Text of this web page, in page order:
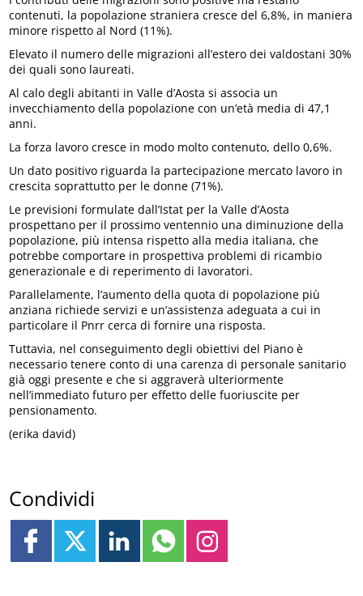
contenuti, la popolazione straniera cresce del 6,8%, in maniera
minore rispetto al Nord (11%).
Elevato il numero delle migrazioni all’estero dei valdostani 30%
dei quali sono laureati.
Al calo degli abitanti in Valle d’Aosta si associa un
invecchiamento della popolazione con un’età media di 47,1
anni.
La forza lavoro cresce in modo molto contenuto, dello 0,6%.
Un dato positivo riguarda la partecipazione mercato lavoro in
crescita soprattutto per le donne (71%).
Le previsioni formulate dall’Istat per la Valle d’Aosta
prospettano per il prossimo ventennio una diminuzione della
popolazione, più intensa rispetto alla media italiana, che
potrebbe comportare in prospettiva problemi di ricambio
generazionale e di reperimento di lavoratori.
Parallelamente, l’aumento della quota di popolazione più
anziana richiede servizi e un’assistenza adeguata a cui in
particolare il Pnrr cerca di fornire una risposta.
Tuttavia, nel conseguimento degli obiettivi del Piano è
necessario tenere conto di una carenza di personale sanitario
già oggi presente e che si aggraverà ulteriormente
nell’immediato futuro per effetto delle fuoriuscite per
pensionamento.
(erika david)
Condividi